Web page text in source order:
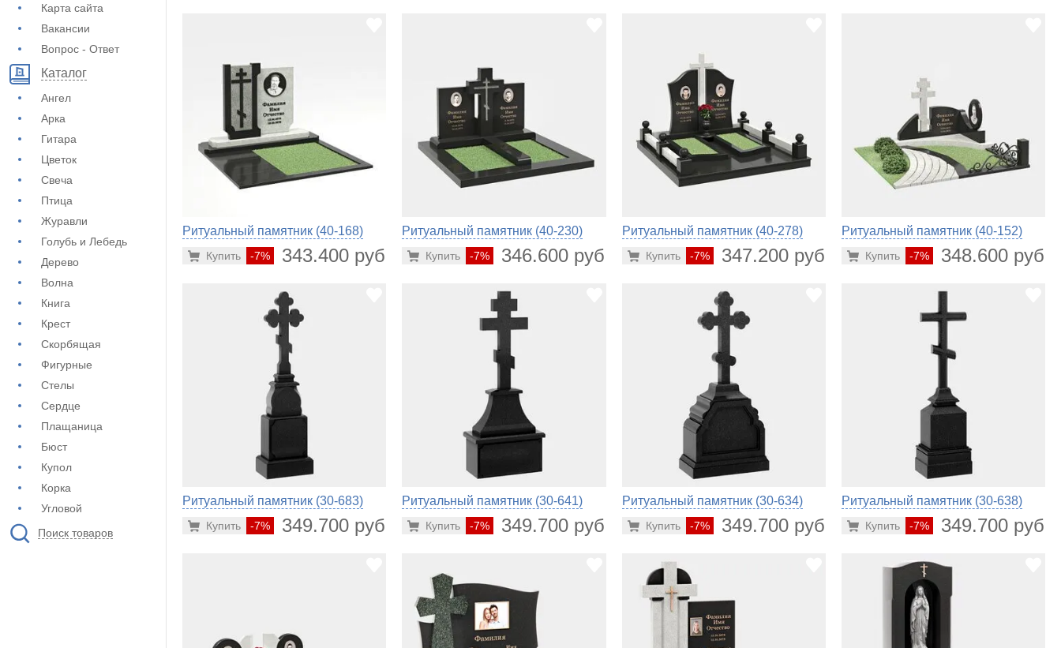
Карта сайта
Вакансии
Вопрос - Ответ
Каталог
Ангел
Арка
Гитара
Цветок
Свеча
Птица
Журавли
Голубь и Лебедь
Дерево
Волна
Книга
Крест
Скорбящая
Фигурные
Стелы
Сердце
Плащаница
Бюст
Купол
Корка
Угловой
Поиск товаров
Ритуальный памятник (40-168)
-7% 343.400 руб.
Купить
Ритуальный памятник (40-230)
-7% 346.600 руб.
Купить
Ритуальный памятник (40-278)
-7% 347.200 руб.
Купить
Ритуальный памятник (40-152)
-7% 348.600 руб.
Купить
Ритуальный памятник (30-683)
-7% 349.700 руб.
Купить
Ритуальный памятник (30-641)
-7% 349.700 руб.
Купить
Ритуальный памятник (30-634)
-7% 349.700 руб.
Купить
Ритуальный памятник (30-638)
-7% 349.700 руб.
Купить